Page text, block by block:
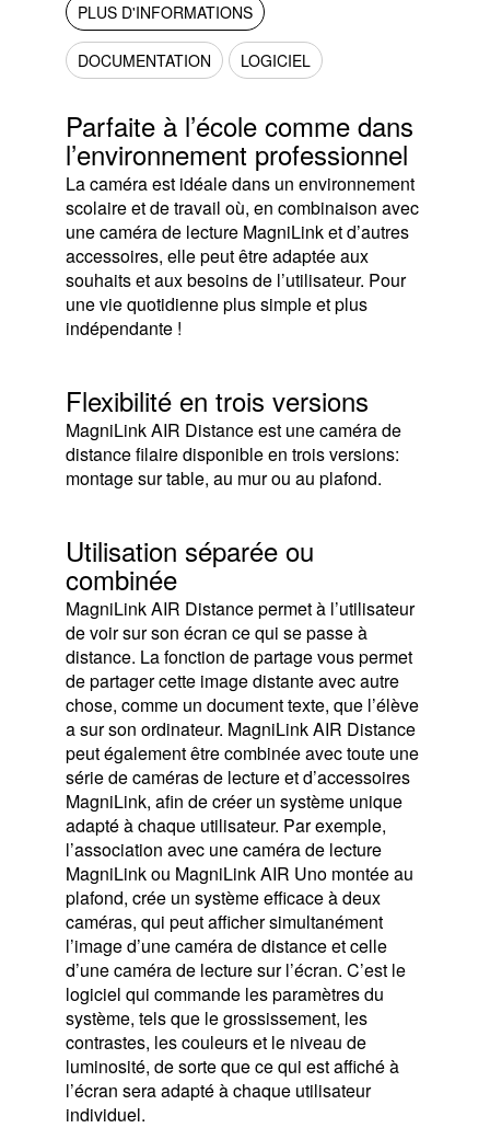
PLUS D'INFORMATIONS
DOCUMENTATION LOGICIEL
Parfaite à l’école comme dans
l’environnement professionnel
La caméra est idéale dans un environnement
scolaire et de travail où, en combinaison avec
une caméra de lecture MagniLink et d’autres
accessoires, elle peut être adaptée aux
souhaits et aux besoins de l’utilisateur. Pour
une vie quotidienne plus simple et plus
indépendante !
Flexibilité en trois versions
MagniLink AIR Distance est une caméra de
distance filaire disponible en trois versions:
montage sur table, au mur ou au plafond.
Utilisation séparée ou
combinée
MagniLink AIR Distance permet à l’utilisateur
de voir sur son écran ce qui se passe à
distance. La fonction de partage vous permet
de partager cette image distante avec autre
chose, comme un document texte, que l’élève
a sur son ordinateur. MagniLink AIR Distance
peut également être combinée avec toute une
série de caméras de lecture et d’accessoires
MagniLink, afin de créer un système unique
adapté à chaque utilisateur. Par exemple,
l’association avec une caméra de lecture
MagniLink ou MagniLink AIR Uno montée au
plafond, crée un système efficace à deux
caméras, qui peut afficher simultanément
l’image d’une caméra de distance et celle
d’une caméra de lecture sur l’écran. C’est le
logiciel qui commande les paramètres du
système, tels que le grossissement, les
contrastes, les couleurs et le niveau de
luminosité, de sorte que ce qui est affiché à
l’écran sera adapté à chaque utilisateur
individuel.